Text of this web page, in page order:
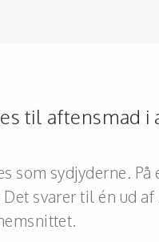
til aftensmad i
som sydjyderne.
svarer til én ud